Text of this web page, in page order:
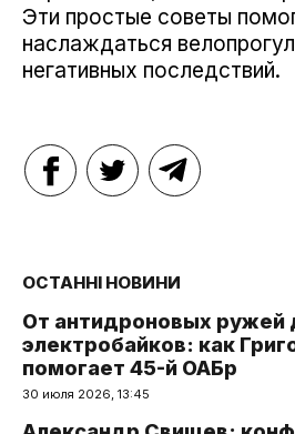
Эти простые советы
наслаждаться
негативных последствий.
ОСТАННІ НОВИНИ
От антидроновых ружей
электробайков: как
помогает 45-й ОАБр
30 июля 2026, 13:45